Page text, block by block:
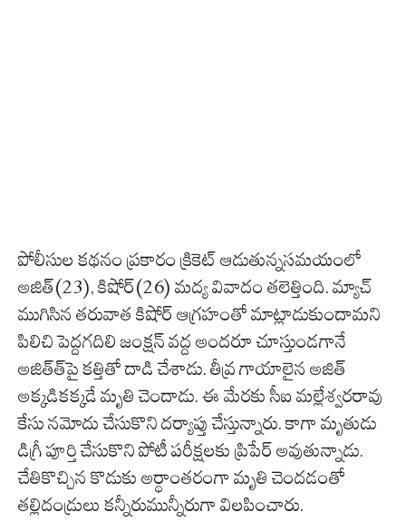
పోలీసుల క‌థ‌నం ప్ర‌కారం క్రికెట్ ఆడుతున్నస‌మ‌యంలో
అజిత్‌(23), కిషోర్‌(26) మ‌ద్య వివాదం త‌లెత్తింది. మ్యాచ్
ముగిసిన త‌రువాత కిషోర్ ఆగ్ర‌హంతో మాట్లాడుకుందామ‌ని
పిలిచి పెద్ద‌గ‌దిలి జంక్ష‌న్ వ‌ద్ద అంద‌రూ చూస్తుండ‌గానే
అజిత్‌త్‌పై క‌త్తితో దాడి చేశాడు. తీవ్ర గాయాలైన అజిత్
అక్క‌డిక‌క్క‌డే మృతి చెందాడు. ఈ మేర‌కు సీఐ మ‌ల్లేశ్వ‌ర‌రావు
కేసు న‌మోదు చేసుకొని ద‌ర్యాప్తు చేస్తున్నారు. కాగా మృతుడు
డిగ్రీ పూర్తి చేసుకొని పోటీ ప‌రీక్ష‌లకు ప్రిపేర్ అవుతున్నాడు.
చేతికొచ్చిన కొడుకు అర్థాంత‌రంగా మృతి చెంద‌డంతో
త‌ల్లిదండ్రులు క‌న్నీరుమున్నీరుగా విల‌పించారు.